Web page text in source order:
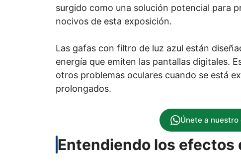
surgido como una solución potencial para
nocivos de esta exposición.
Las gafas con filtro de luz azul están
energía que emiten las pantallas digitales.
otros problemas oculares cuando se está
prolongados.
Únete a nuestro
Entendiendo los efectos